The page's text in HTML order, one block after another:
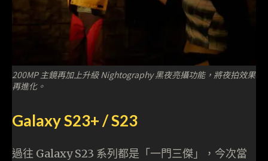
200MP 主鏡再加上升級 Nightography 黑夜亮攝功能，將夜拍效果
再進化。
Galaxy S23+ / S23
過往 Galaxy S23 系列都是「一門三傑」，今次當